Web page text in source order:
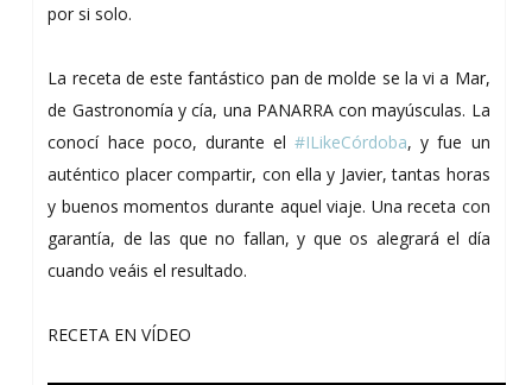
por si solo.
La receta de este fantástico pan de molde se la vi a Mar,
de Gastronomía y cía, una PANARRA con mayúsculas. La
conocí hace poco, durante el#ILikeCórdoba, y fue un
auténtico placer compartir, con ella y Javier, tantas horas
y buenos momentos durante aquel viaje. Una receta con
garantía, de las que no fallan, y que os alegrará el día
cuando veáis el resultado.
RECETA EN VÍDEO